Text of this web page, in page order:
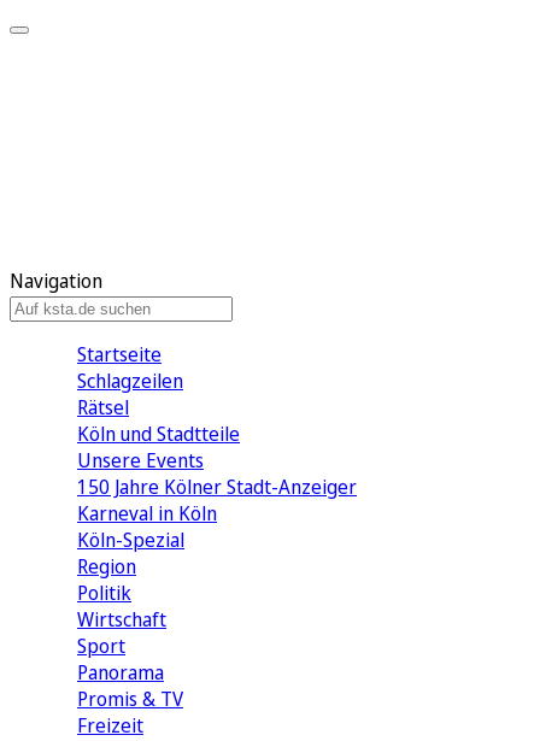
Navigation
Startseite
Schlagzeilen
Rätsel
Köln und Stadtteile
Unsere Events
150 Jahre Kölner Stadt-Anzeiger
Karneval in Köln
Köln-Spezial
Region
Politik
Wirtschaft
Sport
Panorama
Promis & TV
Freizeit